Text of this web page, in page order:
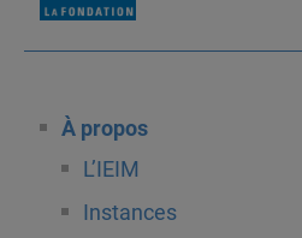
À propos
L’IEIM
Instances